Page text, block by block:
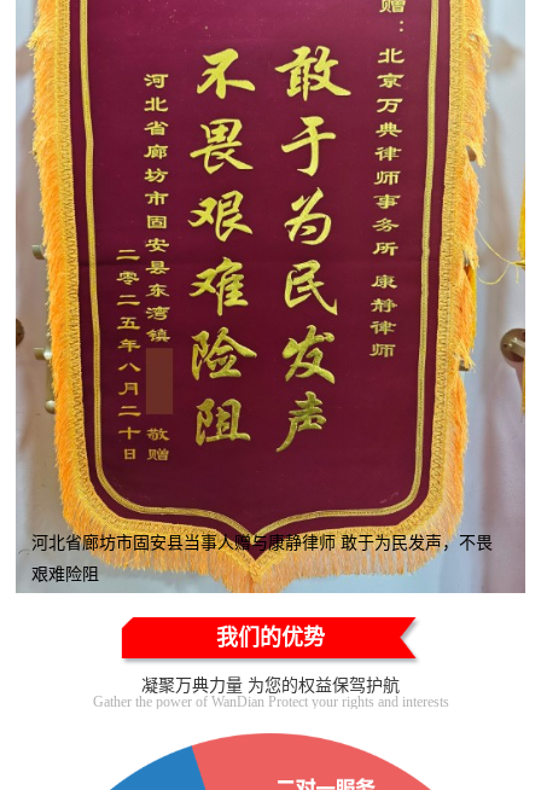
河北省廊坊市固安县当事人赠与康静律师 敢于为民发声，不畏
艰难险阻
我们的优势
凝聚万典力量 为您的权益保驾护航
Gather the power of WanDian Protect your rights and interests